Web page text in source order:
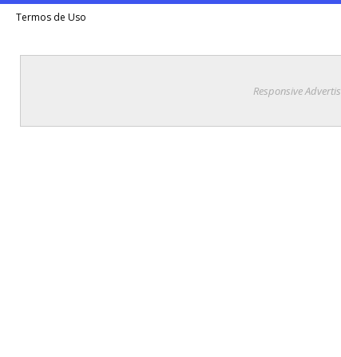
Termos de Uso
Responsive